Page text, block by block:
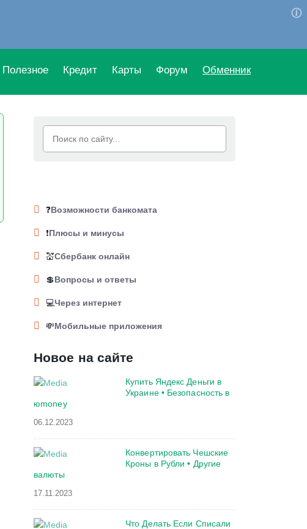
Полезное Кредит Карты Форум Обменник
❓Возможности банкомата
❗Плюсы и минусы
💒Сбербанк онлайн
💲Вопросы и ответы
💻Через интернет
💸Мобильные приложения
Новое на сайте
Купить Яндекс Деньги в
Украине • Безопасность в
юmoney
06.12.2023
Конвертировать Чешские
Кроны в Рубли • Другие
валюты
17.11.2023
Что Делать Если Списали